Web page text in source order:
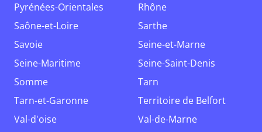
Pyrénées-Orientales
Rhône
Saône-et-Loire
Sarthe
Savoie
Seine-et-Marne
Seine-Maritime
Seine-Saint-Denis
Somme
Tarn
Tarn-et-Garonne
Territoire de Belfort
Val-d'oise
Val-de-Marne